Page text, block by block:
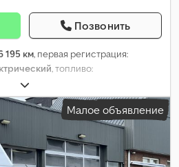
Позвонить
195 км, первая регистрация:
, топливо:
, тип передачи:
длина:4 560 мм, общая ширина:
, длина грузового отсека:
для загрузки: 1 700 мм, высота
Год выпуска:2015, Оборудование:
кондиционер, круиз-
Малое объявление